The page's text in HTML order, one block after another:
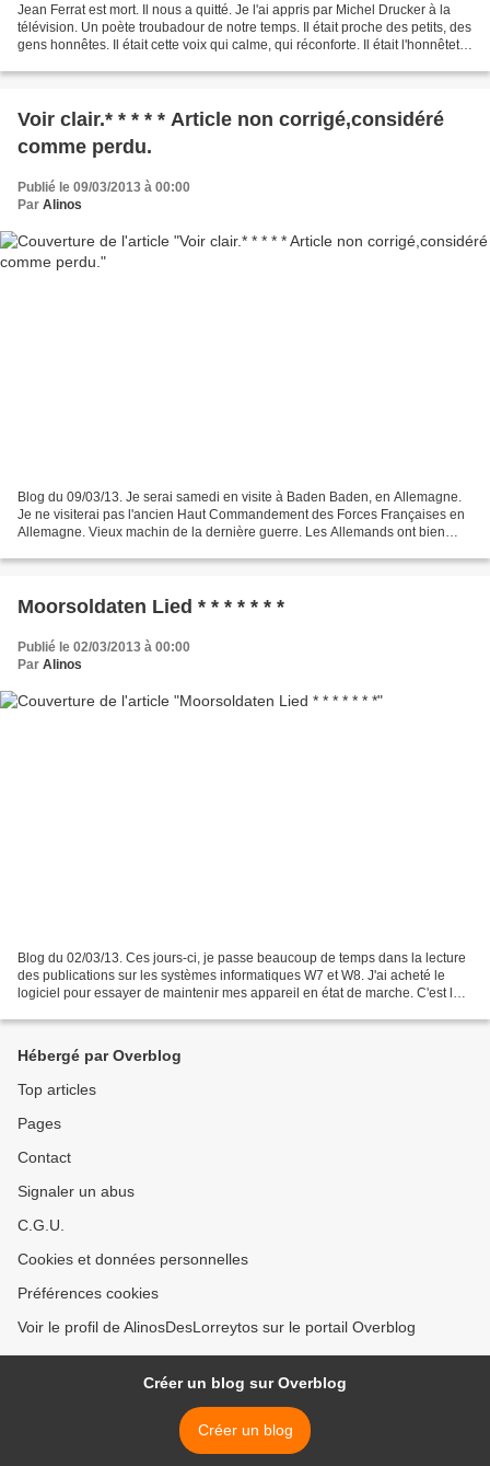
Jean Ferrat est mort. Il nous a quitté. Je l'ai appris par Michel Drucker à la
télévision. Un poète troubadour de notre temps. Il était proche des petits, des
gens honnêtes. Il était cette voix qui calme, qui réconforte. Il était l'honnêteté,
Voir clair.* * * * * Article non corrigé,considéré
comme perdu.
Publié le 09/03/2013 à 00:00
Par Alinos
Blog du 09/03/13. Je serai samedi en visite à Baden Baden, en Allemagne.
Je ne visiterai pas l'ancien Haut Commandement des Forces Françaises en
Allemagne. Vieux machin de la dernière guerre. Les Allemands ont bien
Moorsoldaten Lied * * * * * * *
Publié le 02/03/2013 à 00:00
Par Alinos
Blog du 02/03/13. Ces jours-ci, je passe beaucoup de temps dans la lecture
des publications sur les systèmes informatiques W7 et W8. J'ai acheté le
logiciel pour essayer de maintenir mes appareil en état de marche. C'est la
Hébergé par Overblog
Top articles
Pages
Contact
Signaler un abus
C.G.U.
Cookies et données personnelles
Préférences cookies
Voir le profil de AlinosDesLorreytos sur le portail Overblog
Créer un blog sur Overblog
Créer un blog